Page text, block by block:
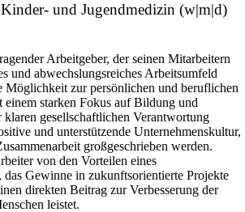
und Jugendmedizin (w|m|d)
Arbeitgeber, der seinen Mitarbeitern
und abwechslungsreiches Arbeitsumfeld
Möglichkeit zur persönlichen und beruflichen
starken Fokus auf Bildung und
klaren gesellschaftlichen Verantwortung
und unterstützende Unternehmenskultur,
großgeschrieben werden.
von den Vorteilen eines
das Gewinne in zukunftsorientierte Projekte
direkten Beitrag zur Verbesserung der
leistet.